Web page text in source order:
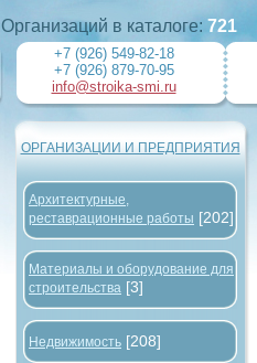
Организаций в каталоге: 721
+7 (926) 549-82-18
+7 (926) 879-70-95
info@stroika-smi.ru
ОРГАНИЗАЦИИ И ПРЕДПРИЯТИЯ
Архитектурные,
реставрационные работы [202]
Материалы и оборудование для
строительства [3]
Недвижимость [208]